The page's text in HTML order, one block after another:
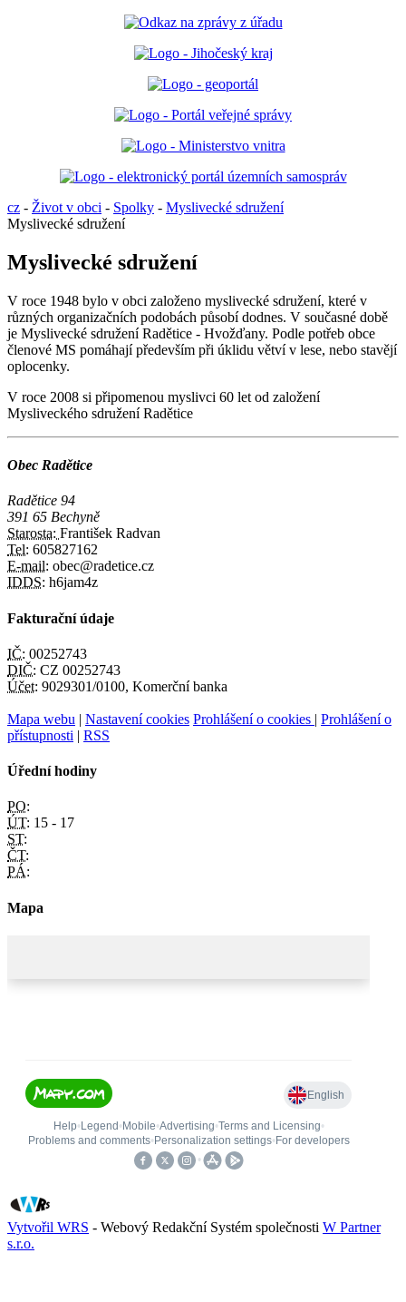
cz - Život v obci - Spolky - Myslivecké sdružení
Myslivecké sdružení
Myslivecké sdružení
V roce 1948 bylo v obci založeno myslivecké sdružení, které v
různých organizačních podobách působí dodnes. V současné době
je Myslivecké sdružení Radětice - Hvožďany. Podle potřeb obce
členové MS pomáhají především při úklidu větví v lese, nebo stavějí
oplocenky.
V roce 2008 si připomenou myslivci 60 let od založení
Mysliveckého sdružení Radětice
Obec Radětice
Radětice 94
391 65 Bechyně
Starosta: František Radvan
Tel: 605827162
E-mail: obec@radetice.cz
IDDS: h6jam4z
Fakturační údaje
IČ: 00252743
DIČ: CZ 00252743
Účet: 9029301/0100, Komerční banka
Mapa webu | Nastavení cookies Prohlášení o cookies | Prohlášení o
přístupnosti | RSS
Úřední hodiny
PO:
ÚT: 15 - 17
ST:
ČT:
PÁ:
Mapa
Vytvořil WRS - Webový Redakční Systém společnosti W Partner
s.r.o.